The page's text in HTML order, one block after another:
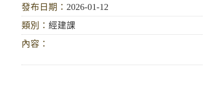
發布日期： 2026-01-12
類別： 經建課
內容：